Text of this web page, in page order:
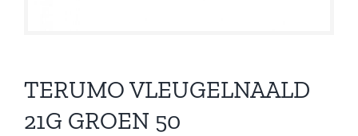
TERUMO VLEUGELNAALD
21G GROEN 50